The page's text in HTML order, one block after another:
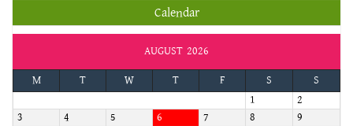
Calendar
AUGUST 2026
M
T W T F S
S
1
2
3
4 5 6 7 8
9